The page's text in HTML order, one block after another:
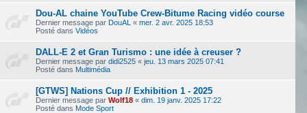
Dou-AL chaine YouTube Crew-Bitume Racing vidéo course
Dernier message par DouAL « mer. 2 avr. 2025 18:53
Posté dans Vidéos
DALL-E 2 et Gran Turismo : une idée à creuser ?
Dernier message par didi2525 « jeu. 13 mars 2025 07:41
Posté dans Multimédia
[GTWS] Nations Cup // Exhibition 1 - 2025
Dernier message par Wolf18 « dim. 19 janv. 2025 17:22
Posté dans Mode Sport